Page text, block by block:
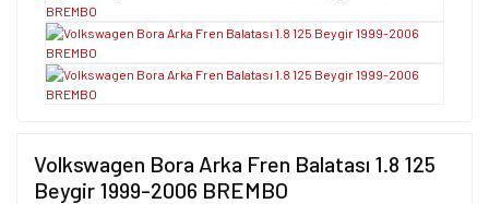
Volkswagen Bora Arka Fren Balatası 1.8 125
Beygir 1999-2006 BREMBO